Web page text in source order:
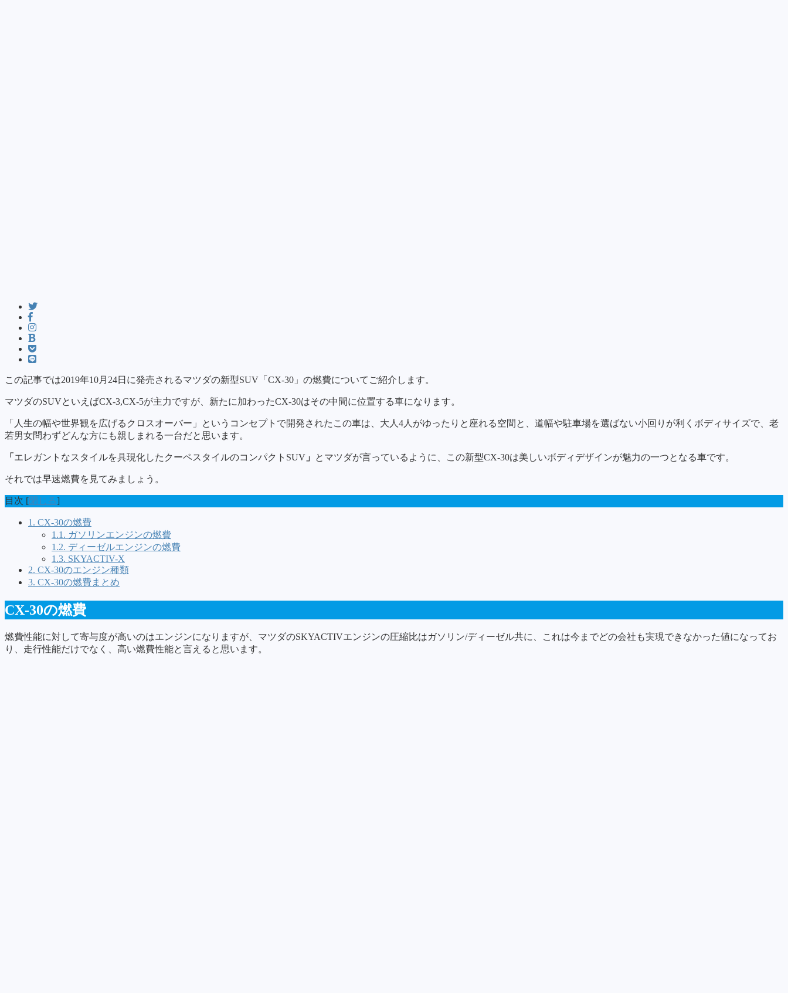
この記事では2019年10月24日に発売されるマツダの新型SUV「CX-30」の燃費についてご紹介します。
マツダのSUVといえばCX-3,CX-5が主力ですが、新たに加わったCX-30はその中間に位置する車になります。
「人生の幅や世界観を広げるクロスオーバー」というコンセプトで開発されたこの車は、大人4人がゆったりと座れる空間と、道幅や駐車場を選ばない小回りが利くボディサイズで、老
若男女問わずどんな方にも親しまれる一台だと思います。
「 エレガントなスタイルを具現化したクーペスタイルのコンパクトSUV 」 とマツダが言っているように、この新型CX-30は美しいボディデザインが魅力の一つとなる車です。
それでは早速燃費を見てみましょう。
目次 [閉じる]
1. CX-30の燃費
1.1. ガソリンエンジンの燃費
1.2. ディーゼルエンジンの燃費
1.3. SKYACTIV-X
2. CX-30のエンジン種類
3. CX-30の燃費まとめ
CX-30の燃費
燃費性能に対して寄与度が高いのはエンジンになりますが、マツダのSKYACTIVエンジンの圧縮比はガソリン/ディーゼル共に、これは今までどの会社も実現できなかった値になってお
り、走行性能だけでなく、高い燃費性能と言えると思います。